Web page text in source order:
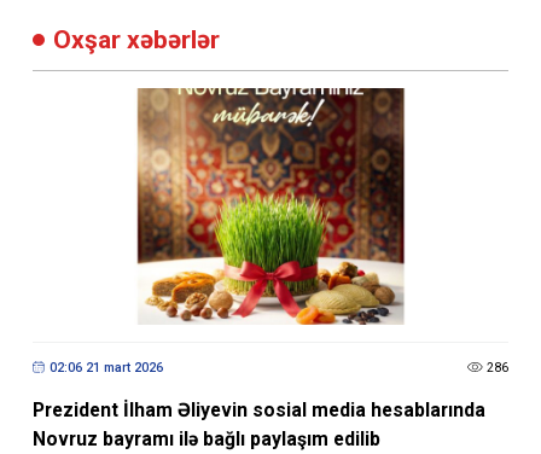
Oxşar xəbərlər
02:06 21 mart 2026 286
Prezident İlham Əliyevin sosial media hesablarında
Novruz bayramı ilə bağlı paylaşım edilib